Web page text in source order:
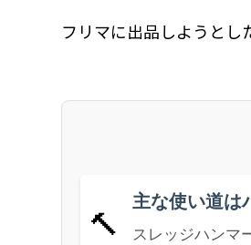
フリマに出品しようとし
🔨
主な使い道は
スレッジハンマ